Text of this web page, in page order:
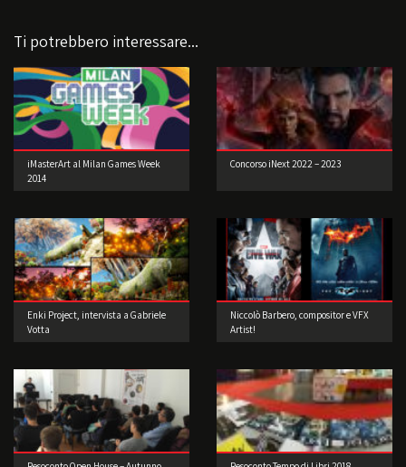
Ti potrebbero interessare...
iMasterArt al Milan Games Week
2014
Concorso iNext 2022 – 2023
Enki Project, intervista a Gabriele
Votta
Niccolò Barbero, compositor e VFX
Artist!